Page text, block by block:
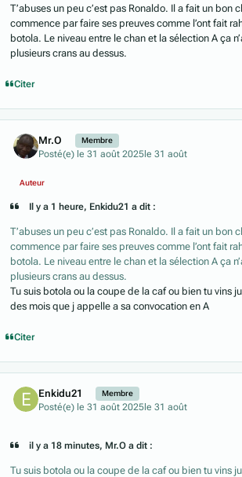
T’abuses un peu c’est pas Ronaldo. Il a fait un bon
commence par faire ses preuves comme l’ont fait
botola. Le niveau entre le chan et la sélection A ça
plusieurs crans au dessus.
Citer
Mr.O Membre
Posté(e) le 31 août 2025le 31 août
Auteur
Il y a 1 heure, Enkidu21 a dit :
T’abuses un peu c’est pas Ronaldo. Il a fait un bon
commence par faire ses preuves comme l’ont fait
botola. Le niveau entre le chan et la sélection A ça
plusieurs crans au dessus.
Tu suis botola ou la coupe de la caf ou bien tu vins
des mois que j appelle a sa convocation en A
Citer
Enkidu21 Membre
Posté(e) le 31 août 2025le 31 août
il y a 18 minutes, Mr.O a dit :
Tu suis botola ou la coupe de la caf ou bien tu vins